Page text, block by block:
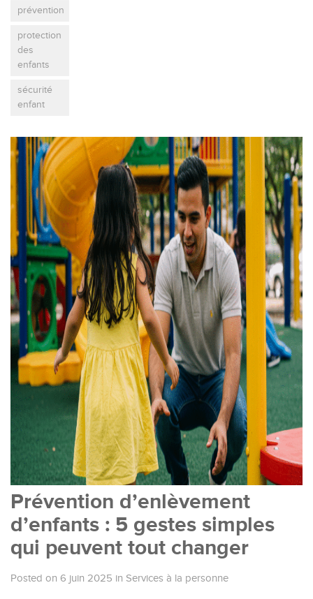
prévention
protection
des
enfants
sécurité
enfant
Prévention d’enlèvement
d’enfants : 5 gestes simples
qui peuvent tout changer
Posted on 6 juin 2025 in Services à la personne